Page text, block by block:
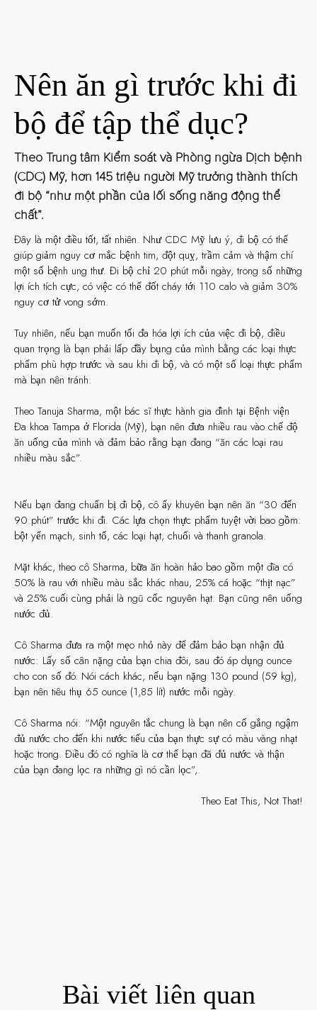
Nên ăn gì trước khi đi
bộ để tập thể dục?
Theo Trung tâm Kiểm soát và Phòng ngừa Dịch bệnh
(CDC) Mỹ, hơn 145 triệu người Mỹ trưởng thành thích
đi bộ “như một phần của lối sống năng động thể
chất”.
Đây là một điều tốt, tất nhiên. Như CDC Mỹ lưu ý, đi bộ có thể
giúp giảm nguy cơ mắc bệnh tim, đột quỵ, trầm cảm và thậm chí
một số bệnh ung thư. Đi bộ chỉ 20 phút mỗi ngày, trong số những
lợi ích tích cực, có việc có thể đốt cháy tới 110 calo và giảm 30%
nguy cơ tử vong sớm.
Tuy nhiên, nếu bạn muốn tối đa hóa lợi ích của việc đi bộ, điều
quan trọng là bạn phải lấp đầy bụng của mình bằng các loại thực
phẩm phù hợp trước và sau khi đi bộ, và có một số loại thực phẩm
mà bạn nên tránh.
Theo Tanuja Sharma, một bác sĩ thực hành gia đình tại Bệnh viện
Đa khoa Tampa ở Florida (Mỹ), bạn nên đưa nhiều rau vào chế độ
ăn uống của mình và đảm bảo rằng bạn đang “ăn các loại rau
nhiều màu sắc”.
Nếu bạn đang chuẩn bị đi bộ, cô ấy khuyên bạn nên ăn “30 đến
90 phút” trước khi đi. Các lựa chọn thực phẩm tuyệt vời bao gồm:
bột yến mạch, sinh tố, các loại hạt, chuối và thanh granola.
Mặt khác, theo cô Sharma, bữa ăn hoàn hảo bao gồm một đĩa có
50% là rau với nhiều màu sắc khác nhau, 25% cá hoặc “thịt nạc”
và 25% cuối cùng phải là ngũ cốc nguyên hạt. Bạn cũng nên uống
nước đủ.
Cô Sharma đưa ra một mẹo nhỏ này để đảm bảo bạn nhận đủ
nước: Lấy số cân nặng của bạn chia đôi, sau đó áp dụng ounce
cho con số đó. Nói cách khác, nếu bạn nặng 130 pound (59 kg),
bạn nên tiêu thụ 65 ounce (1,85 lít) nước mỗi ngày.
Cô Sharma nói: “Một nguyên tắc chung là bạn nên cố gắng ngậm
đủ nước cho đến khi nước tiểu của bạn thực sự có màu vàng nhạt
hoặc trong. Điều đó có nghĩa là cơ thể bạn đã đủ nước và thận
của bạn đang lọc ra những gì nó cần lọc”,.
Theo Eat This, Not That!
Bài viết liên quan